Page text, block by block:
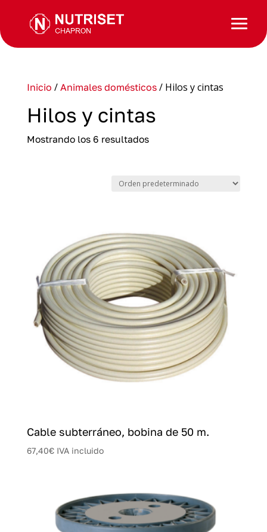
Inicio / Animales domésticos/ Hilos y cintas
Hilos y cintas
Mostrando los 6 resultados
Cable subterráneo, bobina de 50 m.
67,40€ IVA incluido